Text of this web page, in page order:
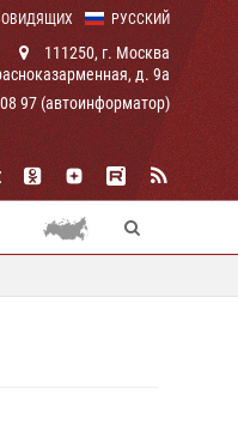
РУССКИЙ
111250, г. Москва
д. 9а
97 (автоинформатор)